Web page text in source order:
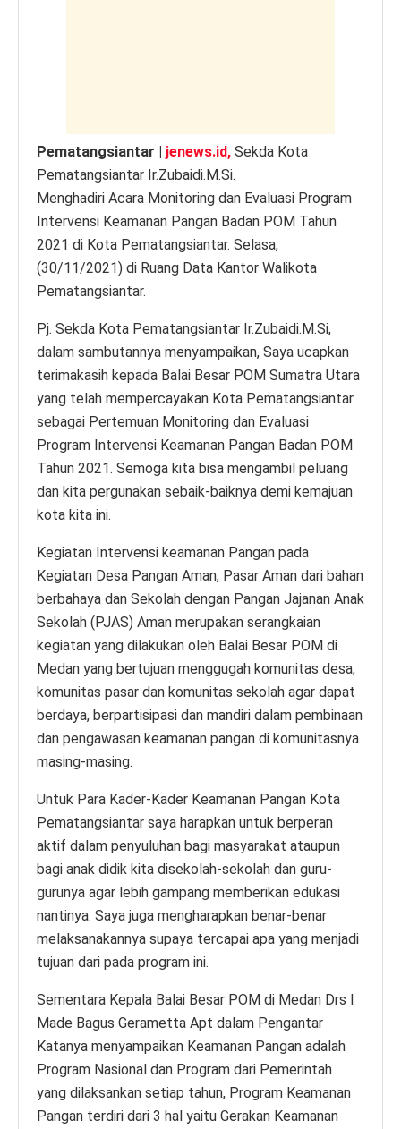
Pematangsiantar | jenews.id, Sekda Kota
Pematangsiantar Ir.Zubaidi.M.Si.
Menghadiri Acara Monitoring dan Evaluasi Program
Intervensi Keamanan Pangan Badan POM Tahun
2021 di Kota Pematangsiantar. Selasa,
(30/11/2021) di Ruang Data Kantor Walikota
Pematangsiantar.
Pj. Sekda Kota Pematangsiantar Ir.Zubaidi.M.Si,
dalam sambutannya menyampaikan, Saya ucapkan
terimakasih kepada Balai Besar POM Sumatra Utara
yang telah mempercayakan Kota Pematangsiantar
sebagai Pertemuan Monitoring dan Evaluasi
Program Intervensi Keamanan Pangan Badan POM
Tahun 2021. Semoga kita bisa mengambil peluang
dan kita pergunakan sebaik-baiknya demi kemajuan
kota kita ini.
Kegiatan Intervensi keamanan Pangan pada
Kegiatan Desa Pangan Aman, Pasar Aman dari bahan
berbahaya dan Sekolah dengan Pangan Jajanan Anak
Sekolah (PJAS) Aman merupakan serangkaian
kegiatan yang dilakukan oleh Balai Besar POM di
Medan yang bertujuan menggugah komunitas desa,
komunitas pasar dan komunitas sekolah agar dapat
berdaya, berpartisipasi dan mandiri dalam pembinaan
dan pengawasan keamanan pangan di komunitasnya
masing-masing.
Untuk Para Kader-Kader Keamanan Pangan Kota
Pematangsiantar saya harapkan untuk berperan
aktif dalam penyuluhan bagi masyarakat ataupun
bagi anak didik kita disekolah-sekolah dan guru-
gurunya agar lebih gampang memberikan edukasi
nantinya. Saya juga mengharapkan benar-benar
melaksanakannya supaya tercapai apa yang menjadi
tujuan dari pada program ini.
Sementara Kepala Balai Besar POM di Medan Drs I
Made Bagus Gerametta Apt dalam Pengantar
Katanya menyampaikan Keamanan Pangan adalah
Program Nasional dan Program dari Pemerintah
yang dilaksankan setiap tahun, Program Keamanan
Pangan terdiri dari 3 hal yaitu Gerakan Keamanan